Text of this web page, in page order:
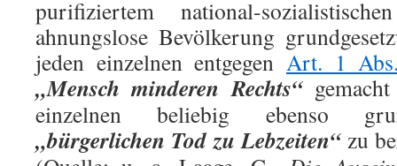
purifiziertem national-
ahnungslose Bevölkerung
jeden einzelnen entgegen Art. 1
„Mensch minderen Rechts“
einzelnen beliebig ebenso
„bürgerlichen Tod zu Lebzeiten“zu